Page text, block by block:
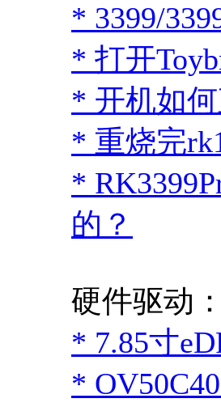
* 3399/
* 打开
* 开机如
* 重烧完
*
的？
硬件驱动：
* 7.85寸
*